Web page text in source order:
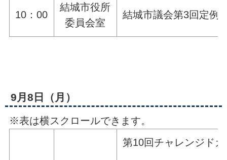
10：00
結城市役所
委員会室
結城市議会第3回定
9月8日（月）
※表は横スクロールできます。
第10回チャレンジド